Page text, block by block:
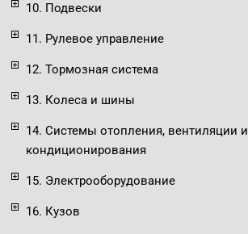
10. Подвески
11. Рулевое управление
12. Тормозная система
13. Колеса и шины
14. Системы отопления, вентиляции и
кондиционирования
15. Электрооборудование
16. Кузов